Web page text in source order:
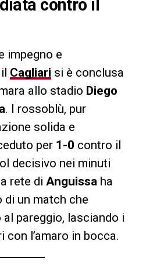
contro il
impegno e
Cagliari si è conclusa
allo stadio Diego
. I rossoblù, pur
solida e
per 1-0 contro il
decisivo nei minuti
rete di Anguissa ha
di un match che
pareggio, lasciando i
con l’amaro in bocca.